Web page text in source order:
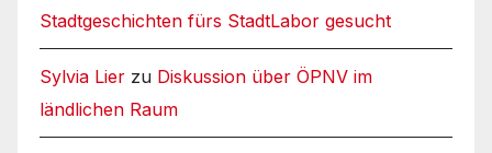
Stadtgeschichten fürs StadtLabor gesucht
Sylvia Lier zu Diskussion über ÖPNV im
ländlichen Raum